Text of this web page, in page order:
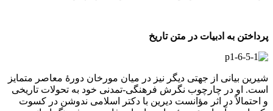
پرداختن به ادبیات در متن تاریخ
شیرین بیانی از جهتی دیگر نیز در میان مورخان دورۀ معاصر متمایز
است. او در چارچوب نگرش فرهنگی-تمدنی خود به تحولات تاریخی
و احتمالاً در اثر مؤانست دیرین با دکتر اسلامی ندوشن در کسوت